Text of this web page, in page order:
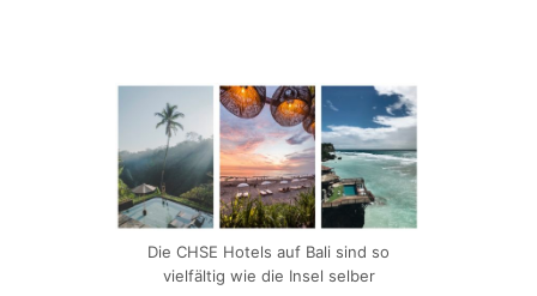
Die CHSE Hotels auf Bali sind so
vielfältig wie die Insel selber